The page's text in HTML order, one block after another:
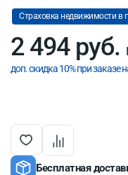
Материал
Срок годности
Страна производитель
Страховка недвижимости в
2 494 руб.
доп. скидка 10% при заказе
Бесплатная